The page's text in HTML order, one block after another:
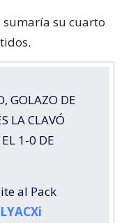
sumaría su cuarto
GOLAZO DE
LA CLAVÓ
1-0 DE
al Pack